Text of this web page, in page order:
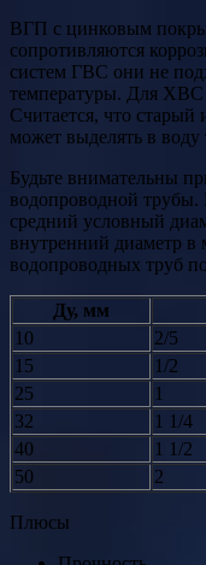
ВГП с цинковым
сопротивляются
систем ГВС они не
температуры. Для ХВС
Считается, что
может выделять в
Будьте внимательны
водопроводной трубы.
средний условный
внутренний диаметр
водопроводных труб
Ду, мм
10
2/5
15
1/2
25
1
32
1 1/4
40
1 1/2
50
2
Плюсы